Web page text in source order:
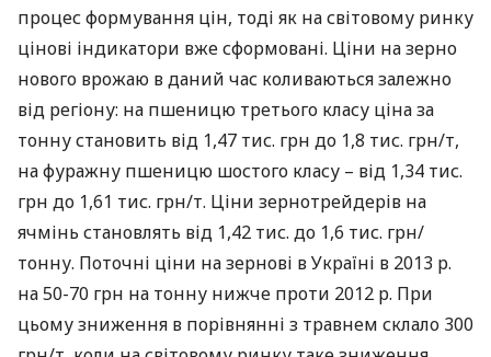
процес формування цін, тоді як на світовому ринку
цінові індикатори вже сформовані. Ціни на зерно
нового врожаю в даний час коливаються залежно
від регіону: на пшеницю третього класу ціна за
тонну становить від 1,47 тис. грн до 1,8 тис. грн/т,
на фуражну пшеницю шостого класу – від 1,34 тис.
грн до 1,61 тис. грн/т. Ціни зернотрейдерів на
ячмінь становлять від 1,42 тис. до 1,6 тис. грн/
тонну. Поточні ціни на зернові в Україні в 2013 р.
на 50-70 грн на тонну нижче проти 2012 р. При
цьому зниження в порівнянні з травнем склало 300